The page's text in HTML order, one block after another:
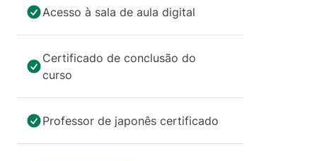
Acesso à sala de aula digital
Certificado de conclusão do
curso
Professor de japonês certificado